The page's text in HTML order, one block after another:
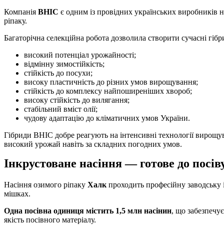
Компанія ВНІС є одним із провідних українських виробників
ріпаку.
Багаторічна селекційна робота дозволила створити сучасні
високий потенціал урожайності;
відмінну зимостійкість;
стійкість до посухи;
високу пластичність до різних умов вирощування;
стійкість до комплексу найпоширеніших хвороб;
високу стійкість до вилягання;
стабільний вміст олії;
чудову адаптацію до кліматичних умов України.
Гібриди ВНІС добре реагують на інтенсивні технології
високий урожай навіть за складних погодних умов.
Інкрустоване насіння — готове до
Насіння озимого ріпаку Халк проходить професійну заводську
мішках.
Одна посівна одиниця містить 1,5 млн насінин, що
якість посівного матеріалу.